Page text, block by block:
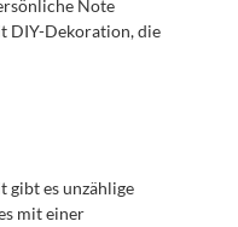
Note
DIY-Dekoration, die
gibt es unzählige
mit einer